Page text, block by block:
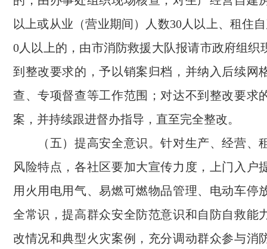
以上或从业（营业期间）人数30人以上、租住
0人以上的，由市消防救援大队报请市政府组织
到整改要求的，予以销案归档，并纳入后续网
查、专项督查等工作范围；对达不到整改要求
案，并持续跟进督办指导，直至完全整改。
（五）提高安全意识。针对生产、经营、
风险特点，各社区要加大宣传力度，上门入户
用火用电用气、易燃可燃物品管理、电动车停
全常识，提高群众安全防范意识和自防自救能
改情况和典型火灾案例，充分调动群众参与消